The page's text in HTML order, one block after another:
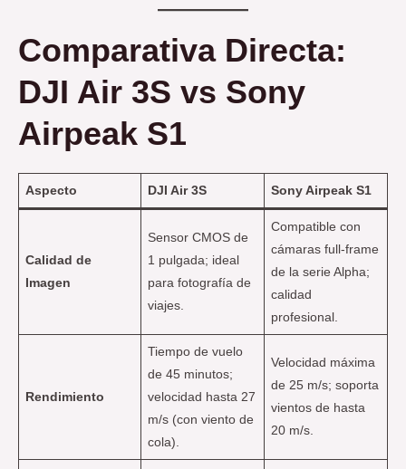
Comparativa Directa:
DJI Air 3S vs Sony
Airpeak S1
Aspecto DJI Air 3S Sony Airpeak S1
Calidad de
Imagen
Sensor CMOS de
1 pulgada; ideal
para fotografía de
viajes.
Compatible con
cámaras full-frame
de la serie Alpha;
calidad
profesional.
Rendimiento
Tiempo de vuelo
de 45 minutos;
velocidad hasta 27
m/s (con viento de
cola).
Velocidad máxima
de 25 m/s; soporta
vientos de hasta
20 m/s.